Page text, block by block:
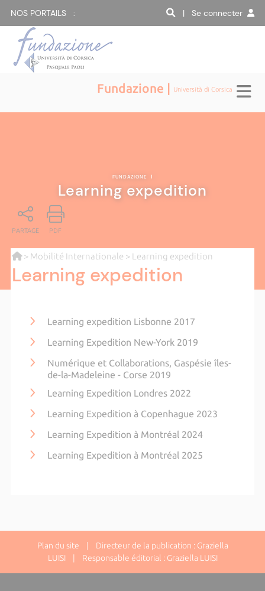
NOS PORTAILS : | Se connecter
Fundazione | Università di Corsica
FUNDAZIONE |
Learning expedition
PARTAGE PDF
> Mobilité Internationale > Learning expedition
Learning expedition
Learning expedition Lisbonne 2017
Learning Expedition New-York 2019
Numérique et Collaborations, Gaspésie îles-
de-la-Madeleine - Corse 2019
Learning Expedition Londres 2022
Learning Expedition à Copenhague 2023
Learning Expedition à Montréal 2024
Learning Expedition à Montréal 2025
Plan du site | Directeur de la publication : Graziella
LUISI | Responsable éditorial : Graziella LUISI